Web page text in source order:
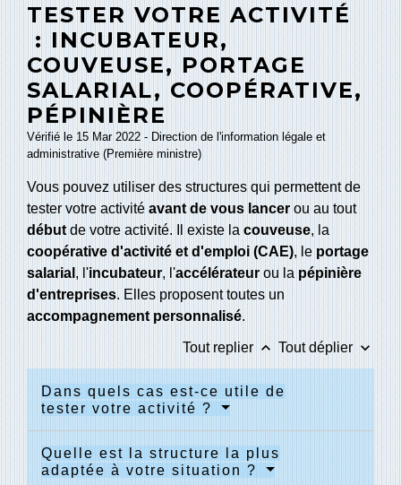
TESTER VOTRE ACTIVITÉ
: INCUBATEUR,
COUVEUSE, PORTAGE
SALARIAL, COOPÉRATIVE,
PÉPINIÈRE
Vérifié le 15 Mar 2022 - Direction de l'information légale et
administrative (Première ministre)
Vous pouvez utiliser des structures qui permettent de
tester votre activité avant de vous lancer ou au tout
débutde votre activité. Il existe la couveuse, la
coopérative d'activité et d'emploi (CAE), le portage
salarial , l'incubateur, l'accélérateur ou la pépinière
d'entreprises. Elles proposent toutes un
accompagnement personnalisé.
Tout replier keyboard_arrow_up Tout déplier keyboard_arrow_down
Dans quels cas est-ce utile de
tester votre activité ?
Quelle est la structure la plus
adaptée à votre situation ?